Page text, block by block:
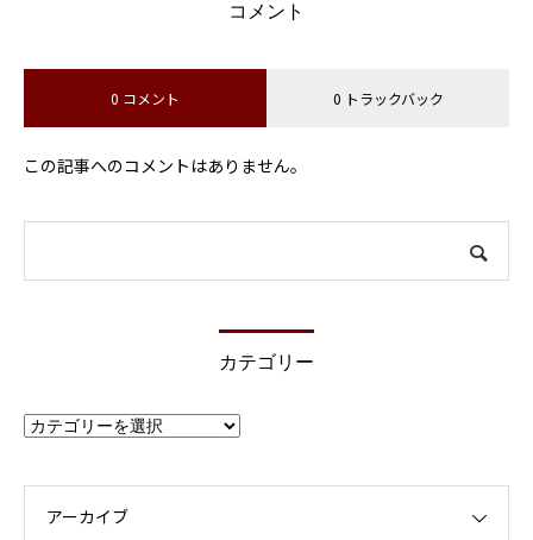
コメント
0 コメント 0 トラックバック
この記事へのコメントはありません。
カテゴリー
カ
テ
ー
アーカイブ